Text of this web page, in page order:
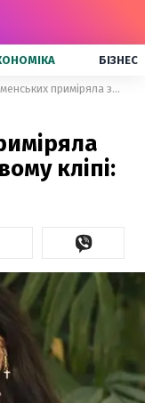
БІЗНЕС
Настя Каменських приміряла звабливу сукню в новому кліпі: гаряче відео
кліпі: